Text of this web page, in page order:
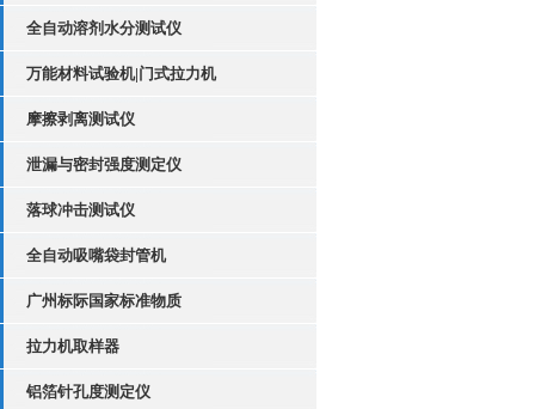
全自动溶剂水分测试仪
万能材料试验机|门式拉力机
摩擦剥离测试仪
泄漏与密封强度测定仪
落球冲击测试仪
全自动吸嘴袋封管机
广州标际国家标准物质
拉力机取样器
铝箔针孔度测定仪